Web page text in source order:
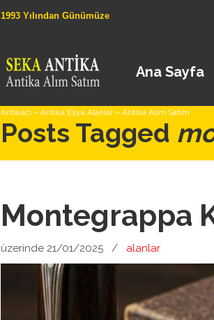
1993 Yılından Günümüze
Antikacı – Antika Eşya Alanlar – Antika Alım Satım
Ana Sayfa
Posts Tagged
Montegrappa
üzerinde 21/01/2025 / alanlar